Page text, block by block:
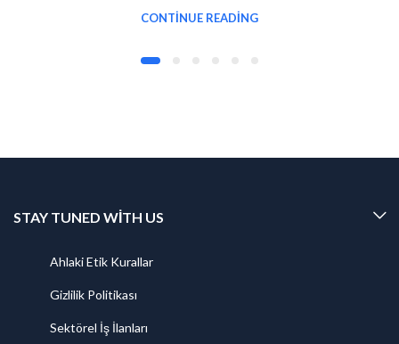
CONTINUE READING
STAY TUNED WITH US
Ahlaki Etik Kurallar
Gizlilik Politikası
Sektörel İş İlanları